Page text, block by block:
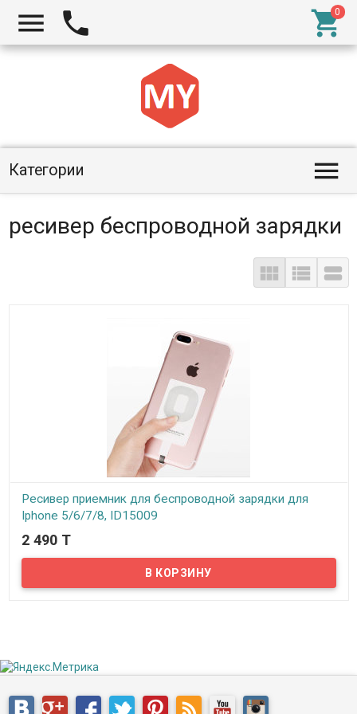
  
Категории 
ресивер беспроводной зарядки
  
Ресивер приемник для беспроводной зарядки для
Iphone 5/6/7/8, ID15009
В наличии
Владельцам смартфонов от Apple, данное приобретение
позволит заряжать телефон по беспроводному методу. Этот
ресивер приемник, работающий по протоколу QI, позволит
2 490 T